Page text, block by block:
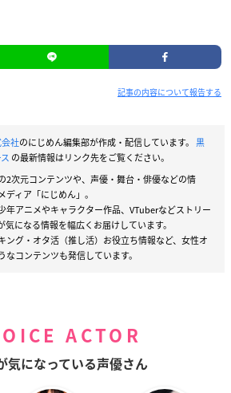
記事の内容について報告する
社のにじめん編集部が作成・配信しています。 黒
の最新情報はリンク先をご覧ください。
2次元コンテンツや、声優・舞台・俳優などの情
ィア「にじめん」。
年アニメやキャラクター作品、VTuberなどストリー
になる情報を幅広くお届けしています。
ング・オタ活（推し活）お役立ち情報など、女性オ
コンテンツも発信しています。
ACTOR
気になっている声優さん